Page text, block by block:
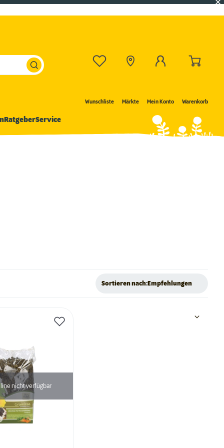
Wunschliste Märkte Mein Konto Warenkorb
RatgeberService
Sortieren nach: Empfehlungen
nicht verfügbar